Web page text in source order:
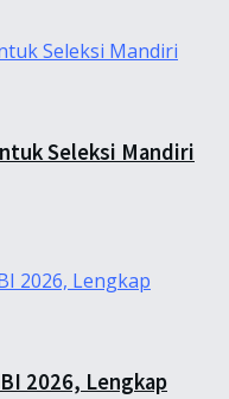
Seleksi Mandiri
2026, Lengkap